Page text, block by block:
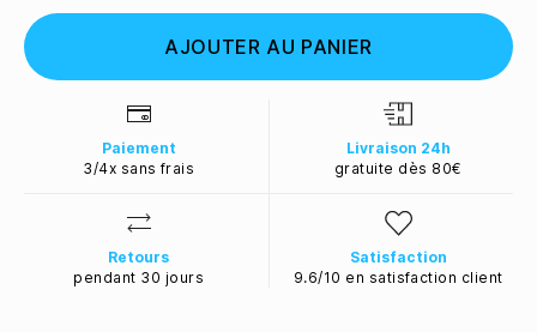
AJOUTER AU PANIER
Paiement
3/4x sans frais
Livraison 24h
gratuite dès 80€
Retours
pendant 30 jours
Satisfaction
9.6/10 en satisfaction client